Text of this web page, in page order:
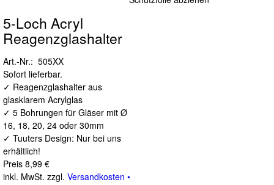
5-Loch Acryl
Reagenzglashalter
Art.-Nr.: 505XX
Sofort lieferbar.
✓ Reagenzglashalter aus
glasklarem Acrylglas
✓ 5 Bohrungen für Gläser mit Ø
16, 18, 20, 24 oder 30mm
✓ Tuuters Design: Nur bei uns
erhältlich!
Preis 8,99 €
inkl. MwSt. zzgl. Versandkosten •